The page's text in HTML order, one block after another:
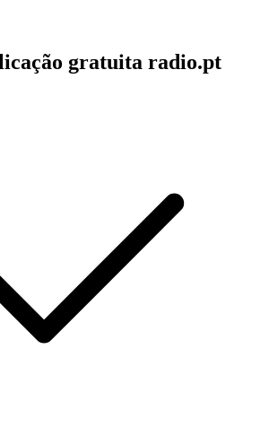
gratuita radio.pt